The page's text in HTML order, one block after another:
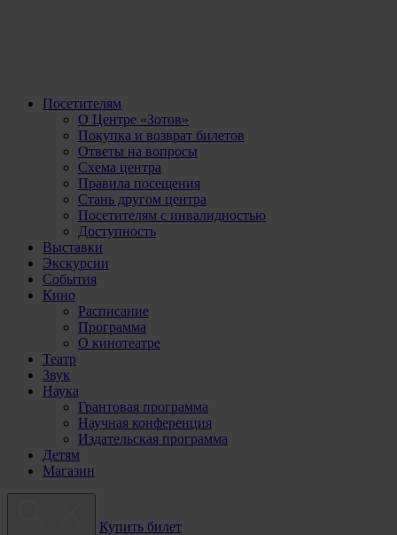
Посетителям
О Центре «Зотов»
Покупка и возврат билетов
Ответы на вопросы
Схема центра
Правила посещения
Стань другом центра
Посетителям с инвалидностью
Доступность
Выставки
Экскурсии
События
Кино
Расписание
Программа
О кинотеатре
Театр
Звук
Наука
Грантовая программа
Научная конференция
Издательская программа
Детям
Магазин
Купить билет